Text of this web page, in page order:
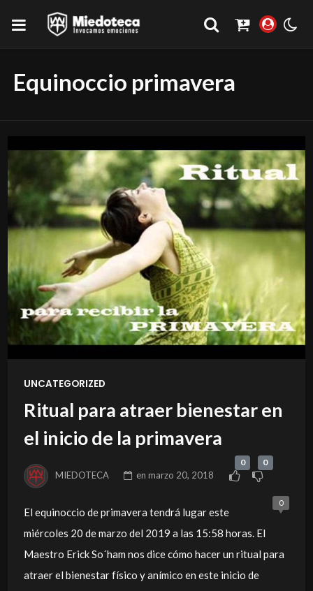
Equinoccio primavera
UNCATEGORIZED
Ritual para atraer bienestar en
el inicio de la primavera
MIEDOTECA enmarzo 20, 2018
0 0
0
El equinoccio de primavera tendrá lugar este
miércoles 20 de marzo del 2019 a las 15:58 horas. El
Maestro Erick So´ham nos dice cómo hacer un ritual para
atraer el bienestar físico y anímico en este inicio de